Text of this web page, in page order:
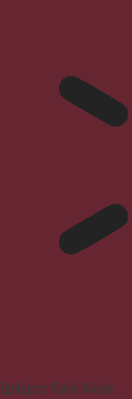
Epilepsy Safe Mode